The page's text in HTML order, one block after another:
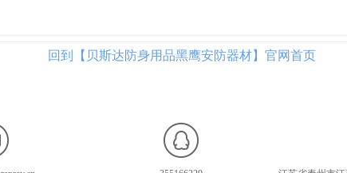
回到【贝斯达防身用品黑鹰安防器材】官网首页